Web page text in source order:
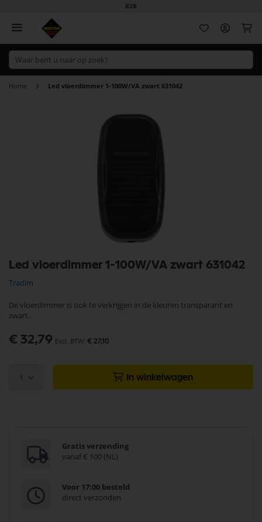
B2B
Home Led vloerdimmer 1-100W/VA zwart 631042
Led vloerdimmer 1-100W/VA zwart 631042
Tradim
De vloerdimmer is ook te verkrijgen in de kleuren transparant en
zwart.
€ 32,79 € 27,10
1 In winkelwagen
Gratis verzending
vanaf € 100 (NL)
Voor 17:00 besteld
direct verzonden
naar
het
begin
de
afbeeldingen-